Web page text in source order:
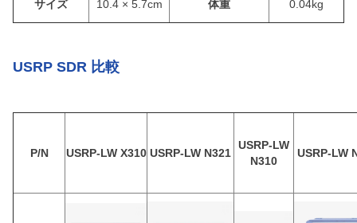
サイズ 10.4 × 5.7cm 体重 0.04kg
USRP SDR 比較
P/N USRP-LW X310 USRP-LW N321
USRP-LW
N310
USRP-LW